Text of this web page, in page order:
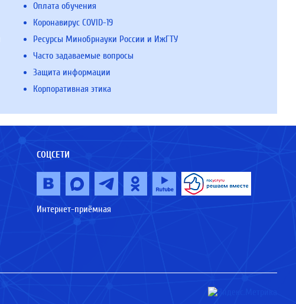
Оплата обучения
Коронавирус COVID-19
Ресурсы Минобрнауки России и ИжГТУ
Часто задаваемые вопросы
Защита информации
Корпоративная этика
СОЦСЕТИ
Интернет-приёмная